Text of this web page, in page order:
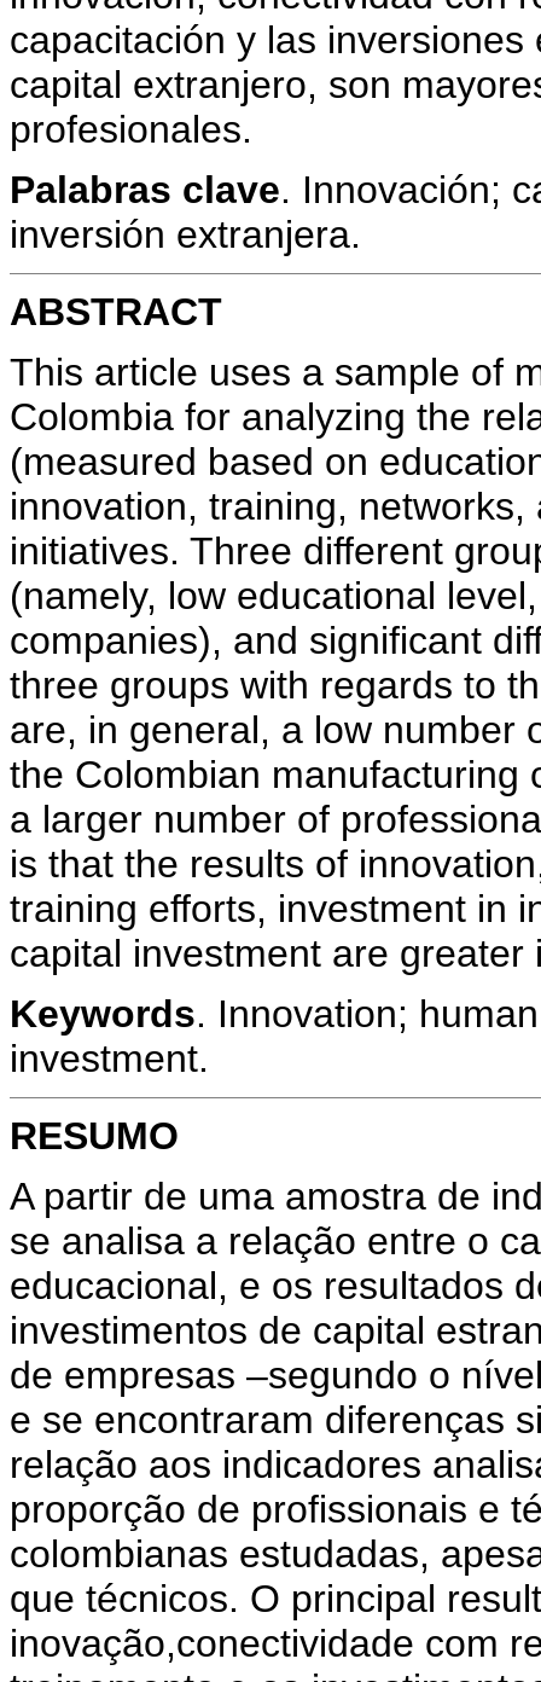
capacitación y las
capital extranjero, son
profesionales.
Palabras clave. Innovación;
inversión extranjera.
ABSTRACT
This article uses a sample of
Colombia for analyzing the
(measured based on
innovation, training,
initiatives. Three different
(namely, low educational
companies), and significant
three groups with regards to
are, in general, a low number
the Colombian manufacturing
a larger number of
is that the results of
training efforts, investment in
capital investment are
Keywords. Innovation;
investment.
RESUMO
A partir de uma amostra de
se analisa a relação entre o
educacional, e os resultados
investimentos de capital
de empresas –segundo o
e se encontraram diferenças
relação aos indicadores
proporção de profissionais e
colombianas estudadas,
que técnicos. O principal
inovação,conectividade com